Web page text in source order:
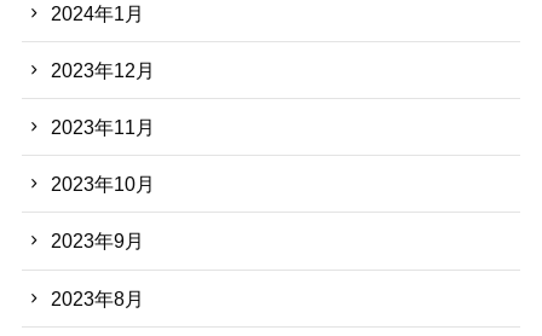
2024年1月
2023年12月
2023年11月
2023年10月
2023年9月
2023年8月